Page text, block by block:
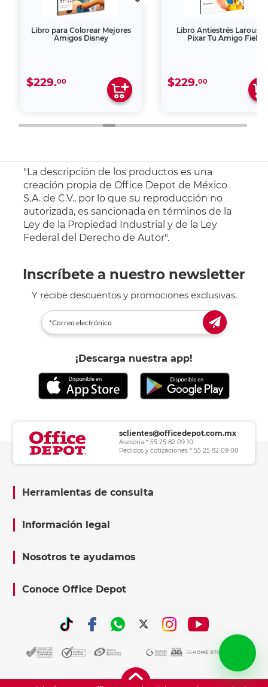
Libro para Colorear Mejores
Amigos Disney
$229.00
Libro Antiestrés Larousse
Pixar Tu Amigo Fiel
$229.00
"La descripción de los productos es una
creación propia de Office Depot de México
S.A. de C.V., por lo que su reproducción no
autorizada, es sancionada en términos de la
Ley de la Propiedad Industrial y de la Ley
Federal del Derecho de Autor".
Inscríbete a nuestro newsletter
Y recibe descuentos y promociones exclusivas.
¡Descarga nuestra app!
sclientes@officedepot.com.mx
Asesoría * 55 25 82 09 10
Pedidos y cotizaciones * 55 25 82 09 00
Herramientas de consulta
Información legal
Nosotros te ayudamos
Conoce Office Depot